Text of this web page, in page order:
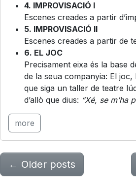
4. IMPROVISACIÓ I
Escenes creades a partir
5. IMPROVISACIÓ II
Escenes creades a partir de
6. EL JOC
Precisament eixa és la base
de la seua companyia: El joc,
que siga un taller de teatre
d’allò que dius: “Xé, se m’ha
more
← Older posts